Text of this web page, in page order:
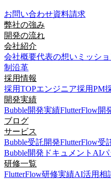
お問い合わせ資料請求
弊社の強み
開発の流れ
会社紹介
会社概要代表の想い ミッシ
制 沿革
採用情報
採用TOPエンジニア採用PM
開発実績
Bubble開発実績FlutterFlow開
ブログ
サービス
Bubble受託開発FlutterFlow受
Bubble開発ドキュメント AIパ
研修一覧
FlutterFlow研修実績AI活用相